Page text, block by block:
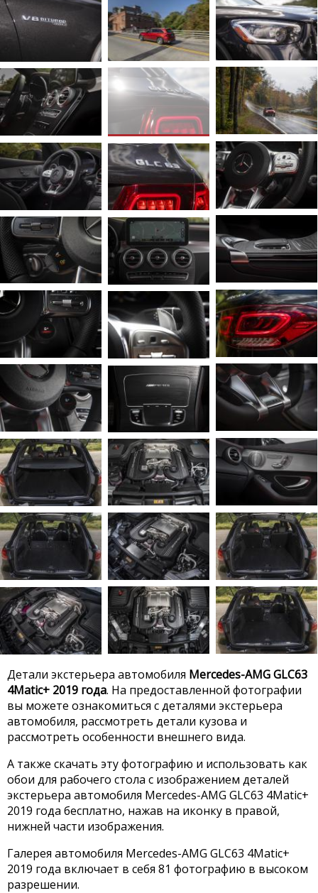
Детали экстерьера автомобиля Mercedes-AMG GLC63
4Matic+ 2019 года. На предоставленной фотографии
вы можете ознакомиться с деталями экстерьера
автомобиля, рассмотреть детали кузова и
рассмотреть особенности внешнего вида.
А также скачать эту фотографию и использовать как
обои для рабочего стола с изображением деталей
экстерьера автомобиля Mercedes-AMG GLC63 4Matic+
2019 года бесплатно, нажав на иконку в правой,
нижней части изображения.
Галерея автомобиля Mercedes-AMG GLC63 4Matic+
2019 года включает в себя 81 фотографию в высоком
разрешении.